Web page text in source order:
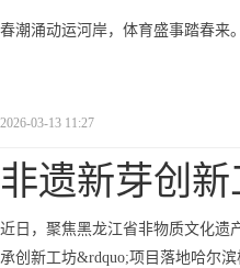
春潮涌动运河岸，体育盛事踏春来
2026-03-13 11:27
非遗新芽创
近日，聚焦黑龙江省非物质文化遗
承创新工坊&rdquo;项目落地哈尔滨